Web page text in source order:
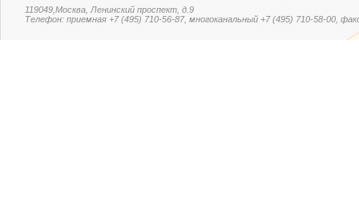
119049,Москва, Ленинский проспект, д.9
Телефон: приемная +7 (495) 710-56-87, многоканальный +7 (495) 710-58-00,